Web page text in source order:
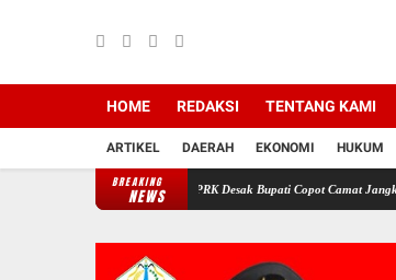
HOME REDAKSI TENTANG KAMI
ARTIKEL DAERAH EKONOMI HUKUM
BREAKING
NEWS
Bireuen: Pimpinan DPRK Desak Bupati Copot Camat Jangka